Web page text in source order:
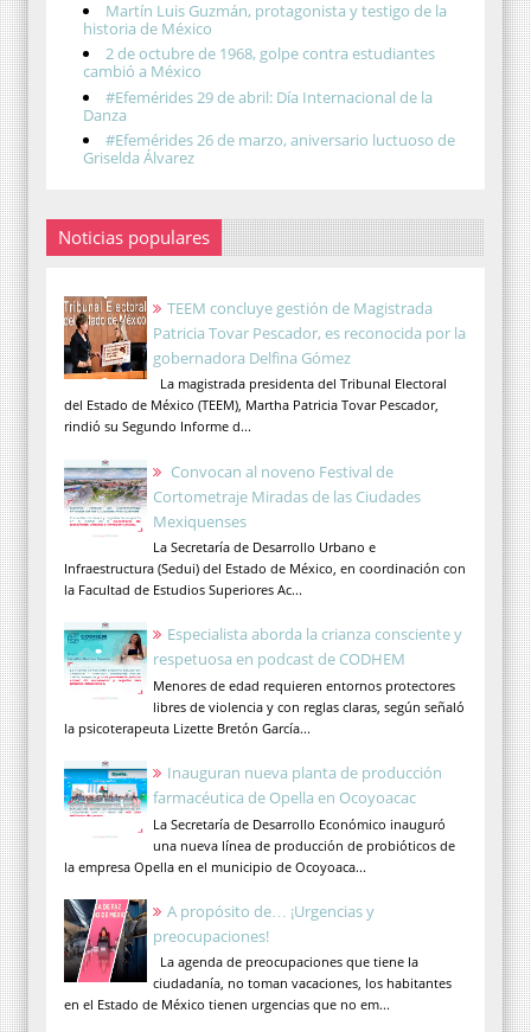
Martín Luis Guzmán, protagonista y testigo de la
historia de México
2 de octubre de 1968, golpe contra estudiantes
cambió a México
#Efemérides 29 de abril: Día Internacional de la
Danza
#Efemérides 26 de marzo, aniversario luctuoso de
Griselda Álvarez
Noticias populares
TEEM concluye gestión de Magistrada
Patricia Tovar Pescador, es reconocida por la
gobernadora Delfina Gómez
La magistrada presidenta del Tribunal Electoral
del Estado de México (TEEM), Martha Patricia Tovar Pescador,
rindió su Segundo Informe d...
Convocan al noveno Festival de
Cortometraje Miradas de las Ciudades
Mexiquenses
La Secretaría de Desarrollo Urbano e
Infraestructura (Sedui) del Estado de México, en coordinación con
la Facultad de Estudios Superiores Ac...
Especialista aborda la crianza consciente y
respetuosa en podcast de CODHEM
Menores de edad requieren entornos protectores
libres de violencia y con reglas claras, según señaló
la psicoterapeuta Lizette Bretón García...
Inauguran nueva planta de producción
farmacéutica de Opella en Ocoyoacac
La Secretaría de Desarrollo Económico inauguró
una nueva línea de producción de probióticos de
la empresa Opella en el municipio de Ocoyoaca...
A propósito de… ¡Urgencias y
preocupaciones!
La agenda de preocupaciones que tiene la
ciudadanía, no toman vacaciones, los habitantes
en el Estado de México tienen urgencias que no em...